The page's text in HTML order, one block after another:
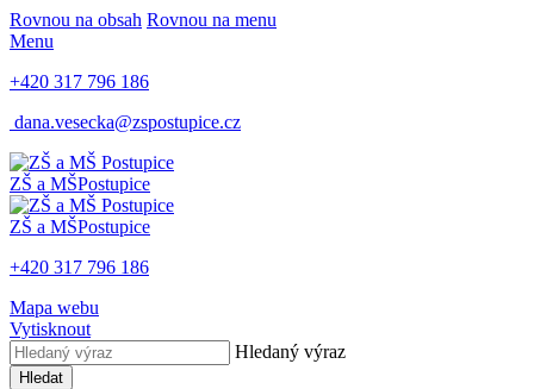
Rovnou na obsah Rovnou na menu
Menu
+420 317 796 186
dana.vesecka@zspostupice.cz
ZŠ a MŠPostupice
ZŠ a MŠPostupice
+420 317 796 186
Mapa webu
Vytisknout
Hledaný výraz
Hledat